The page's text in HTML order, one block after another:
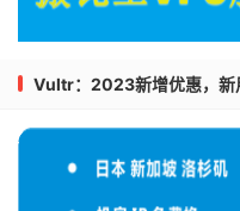
Vultr：2023新增优惠，新